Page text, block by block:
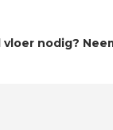
nodig?